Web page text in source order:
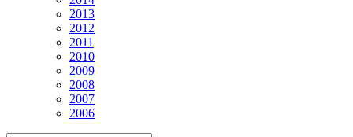
2013
2012
2011
2010
2009
2008
2007
2006